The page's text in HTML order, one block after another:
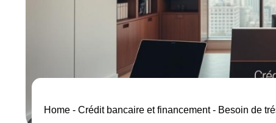
Home - Crédit bancaire et financement- Besoin de